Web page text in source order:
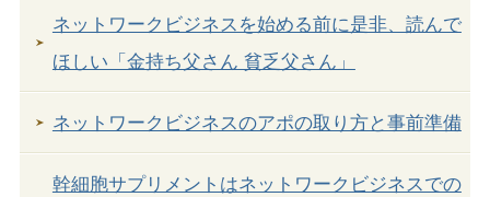
ネットワークビジネスを始める前に是非、読んで
ほしい「金持ち父さん 貧乏父さん」
ネットワークビジネスのアポの取り方と事前準備
幹細胞サプリメントはネットワークビジネスでの